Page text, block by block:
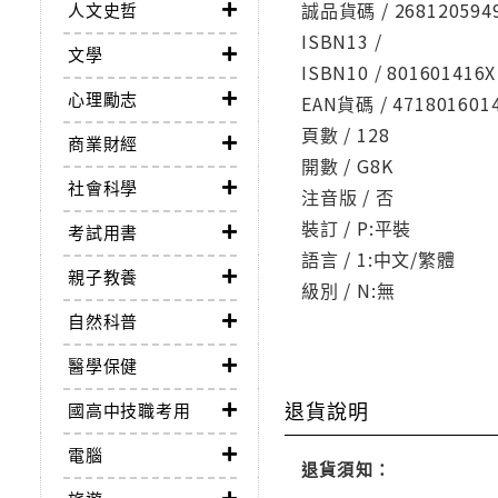
人文史哲
文學
心理勵志
商業財經
社會科學
考試用書
親子教養
自然科普
醫學保健
國高中技職考用
電腦
誠品貨碼 /
ISBN13 /
ISBN10 / 801601416X
EAN貨碼 /
頁數 / 128
開數 / G8K
注音版 / 否
裝訂 / P:平裝
語言 / 1:中文/繁體
級別 / N:無
退貨說明
退貨須知：